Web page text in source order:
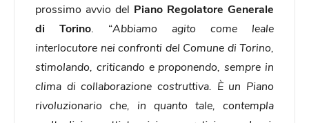
prossimo avvio del Piano Regolatore Generale
di Torino . “Abbiamo agito come leale
interlocutore nei confronti del Comune di Torino,
stimolando, criticando e proponendo, sempre in
clima di collaborazione costruttiva. È un Piano
rivoluzionario che, in quanto tale, contempla